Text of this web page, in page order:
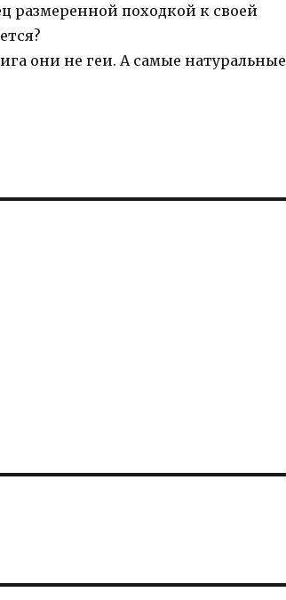
размеренной походкой к своей
они не геи. А самые натуральные